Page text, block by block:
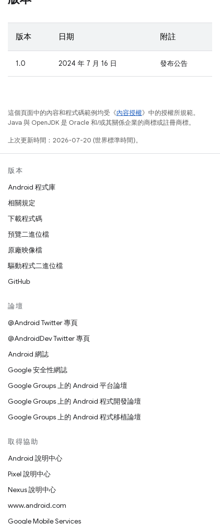
版本 日期 附註
1.0 2024 年 7 月 16 日 發布公告
這個頁面中的內容和程式碼範例均受《內容授權》中的授權所規範。
Java 與 OpenJDK 是 Oracle 和/或其關係企業的商標或註冊商標。
上次更新時間：2026-07-20 (世界標準時間)。
版本
Android 程式庫
相關規定
下載程式碼
預覽二進位檔
原廠映像檔
驅動程式二進位檔
GitHub
論壇
@Android Twitter 專頁
@AndroidDev Twitter 專頁
Android 網誌
Google 安全性網誌
Google Groups 上的 Android 平台論壇
Google Groups 上的 Android 程式開發論壇
Google Groups 上的 Android 程式移植論壇
取得協助
Android 說明中心
Pixel 說明中心
Nexus 說明中心
www.android.com
Google Mobile Services